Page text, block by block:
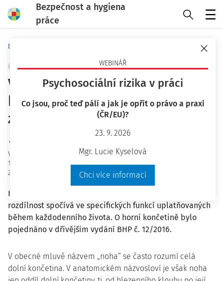
Bezpečnost a hygiena
práce
WEBINÁŘ
Psychosociální rizika v práci
Co jsou, proč teď pálí a jak je opřít o právo a praxi
(ČR/EU)?
23. 9. 2026
Mgr. Lucie Kyselová
Chci více informací
Domů
ERGONOMIE A PRACOVNÍ PROSTŘEDÍ + PŘIDAT VLASTNÍ
Všeobecné poznatky o dolní
končetině užitečné pro
zachování její aktivní činnosti
Vydáno
10 minut čtení
Zdroj
Bezpečnost a hygiena práce 4/2017
Horní a dolní končetiny jsou párovými orgány. Jejich
rozdílnost spočívá ve specifických funkcí uplatňovaných
během každodenního života. O horní končetině bylo
pojednáno v dřívějším vydání BHP č. 12/2016.
V obecné mluvě názvem „noha“ se často rozumí celá
dolní končetina. V anatomickém názvosloví je však noha